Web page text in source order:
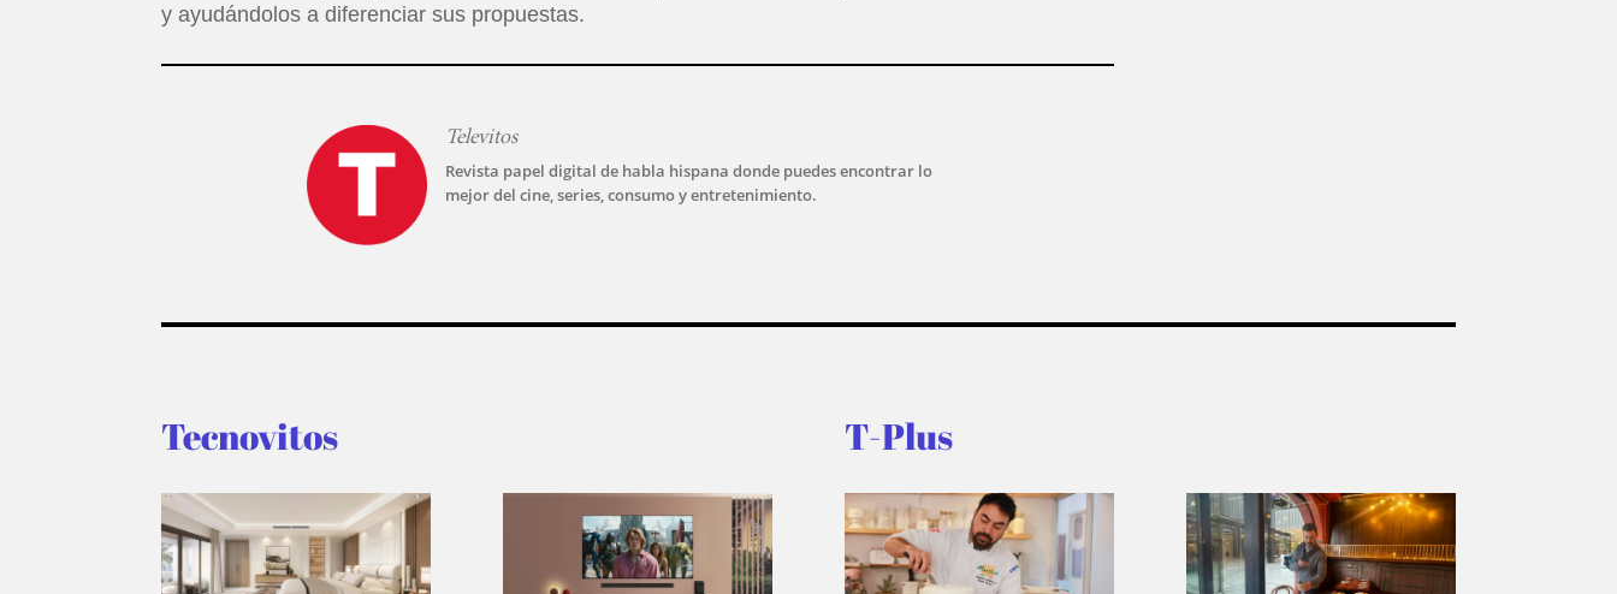
y ayudándolos a diferenciar sus propuestas.
Televitos
Revista papel digital de habla hispana donde puedes encontrar lo
mejor del cine, series, consumo y entretenimiento.
Tecnovitos T-Plus